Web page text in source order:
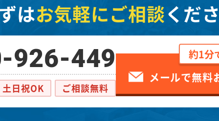
はお気軽にご相談くだ
926-449
土日祝OK ご相談無料
約1分
メールで無料